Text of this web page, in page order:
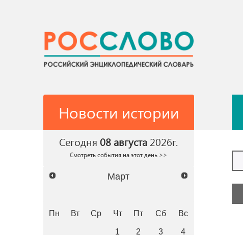
Новости истории
Сегодня 08 августа 2026г.
Смотреть события на этот день >>
Март
Пн Вт Ср Чт Пт Сб Вс
1 2 3
4